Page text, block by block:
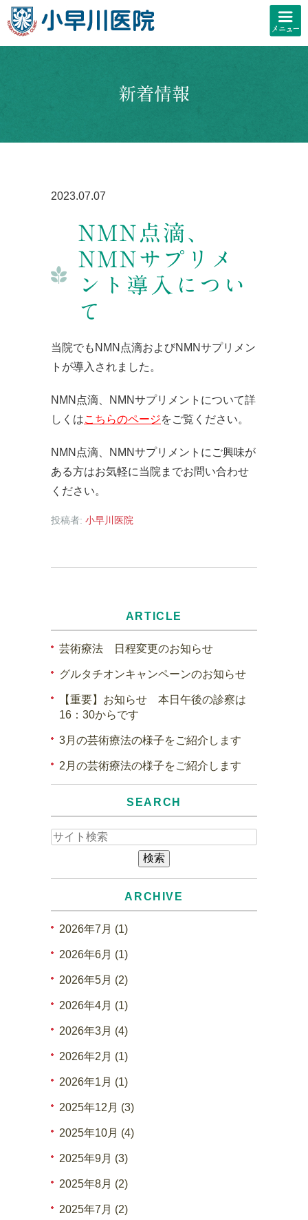
新着情報
2023.07.07
NMN点滴、
NMNサプリメ
ント導入につい
て
当院でもNMN点滴およびNMNサプリメン
トが導入されました。
NMN点滴、NMNサプリメントについて詳
しくはこちらのページをご覧ください。
NMN点滴、NMNサプリメントにご興味が
ある方はお気軽に当院までお問い合わせ
ください。
投稿者: 小早川医院
ARTICLE
芸術療法 日程変更のお知らせ
グルタチオンキャンペーンのお知らせ
【重要】お知らせ 本日午後の診察は
16：30からです
3月の芸術療法の様子をご紹介します
2月の芸術療法の様子をご紹介します
SEARCH
ARCHIVE
2026年7月 (1)
2026年6月 (1)
2026年5月 (2)
2026年4月 (1)
2026年3月 (4)
2026年2月 (1)
2026年1月 (1)
2025年12月 (3)
2025年10月 (4)
2025年9月 (3)
2025年8月 (2)
2025年7月 (2)